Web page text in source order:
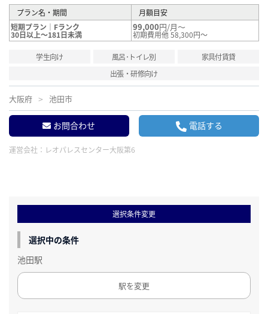
プラン名・期間
月額目安
短期プラン｜Fランク
30日以上～181日未満
99,000円/月～
初期費用他 58,300円～
学生向け 風呂･トイレ別
家具付賃貸
出張・研修向け
大阪府 池田市
お問合わせ 電話する
運営会社： レオパレスセンター大阪第6
選択条件変更
選択中の条件
池田駅
駅を変更